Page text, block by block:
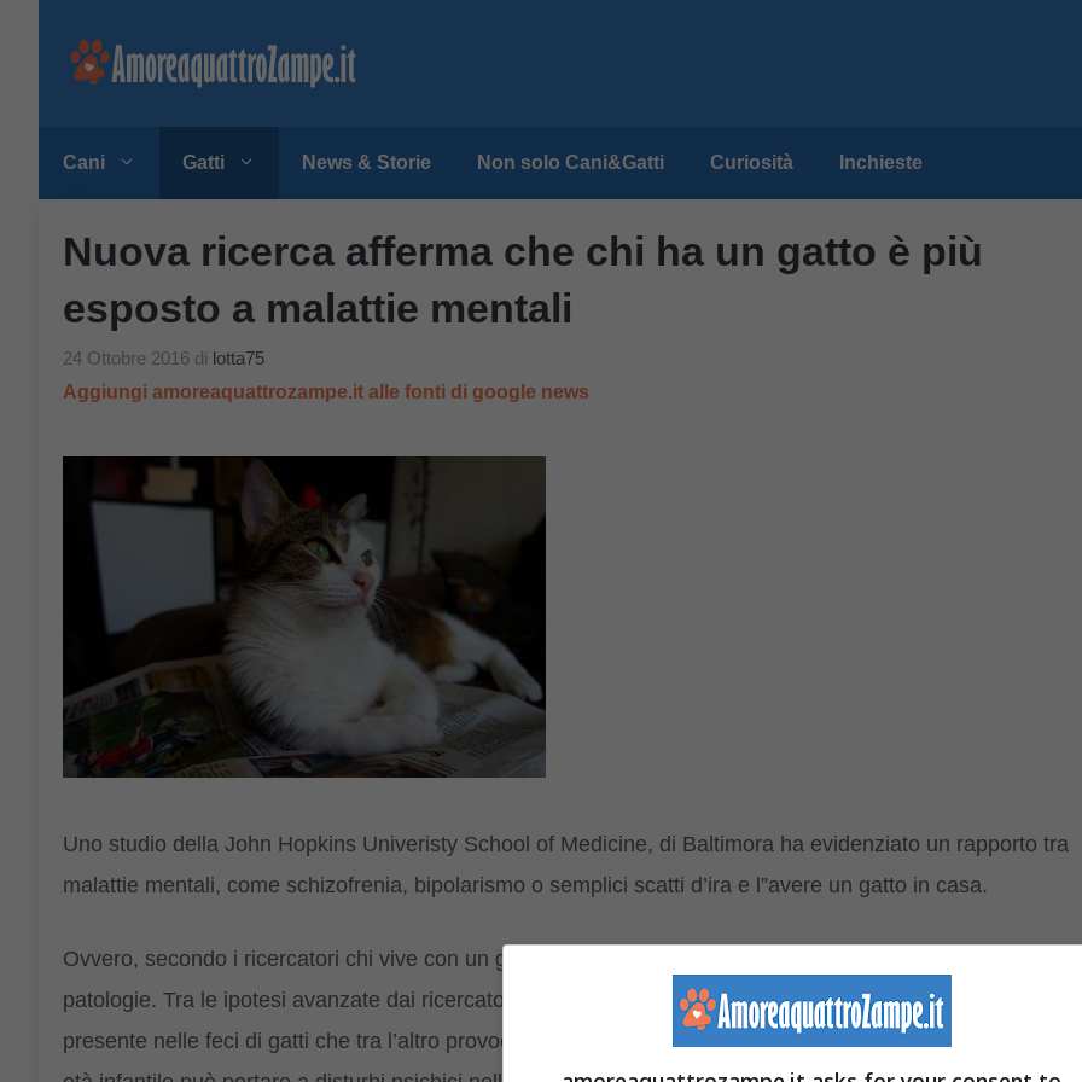
Cani Gatti News & Storie Non solo Cani&Gatti Curiosità Inchieste
Nuova ricerca afferma che chi ha un gatto è più
esposto a malattie mentali
24 Ottobre 2016 di lotta75
Aggiungi amoreaquattrozampe.it alle fonti di google news
Uno studio della John Hopkins Univeristy School of Medicine, di Baltimora ha evidenziato un rapporto tra
malattie mentali, come schizofrenia, bipolarismo o semplici scatti d’ira e l”avere un gatto in casa.
Ovvero, secondo i ricercatori chi vive con un gatto sarebbe maggiormente esposto a questo tipo di
patologie. Tra le ipotesi avanzate dai ricercatori, le cause potrebbero derivare dalla Toxoplasma gondii,
presente nelle feci di gatti che tra l’altro provoca anche la toxoplasmosi, una patologia che se contratta in